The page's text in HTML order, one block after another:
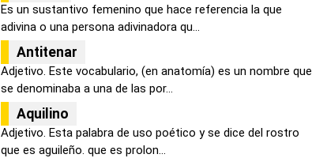
Es un sustantivo femenino que hace referencia la que
adivina o una persona adivinadora qu...
Antitenar
Adjetivo. Este vocabulario, (en anatomía) es un nombre que
se denominaba a una de las por...
Aquilino
Adjetivo. Esta palabra de uso poético y se dice del rostro
que es aguileño. que es prolon...